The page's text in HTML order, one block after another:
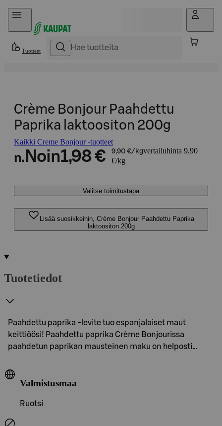
Hyppää sisältöön
Tuotteet
Crème Bonjour Paahdettu
Paprika laktoositon 200g
Kaikki Creme Bonjour -tuotteet
n. Noin1,98 € 9,90 €/kgvertailuhinta 9,90
€/kg
Valitse toimitustapa
Lisää suosikkeihin, Crème Bonjour Paahdettu Paprika
laktoositon 200g
Tuotetiedot
Paahdettu paprika -levite tuo espanjalaiset maut
keittiöösi! Paahdettu paprika Crème Bonjourissa
paahdetun paprikan mausteinen maku on helposti…
Valmistusmaa
Ruotsi